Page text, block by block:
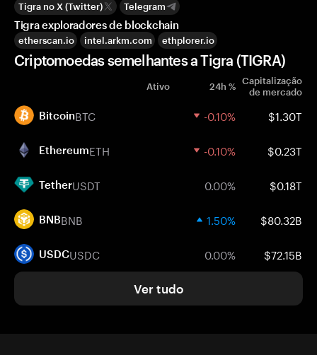
Tigra no X (Twitter) Telegram
Tigra exploradores de blockchain
etherscan.io intel.arkm.com ethplorer.io
Criptomoedas semelhantes a Tigra (TIGRA)
Ativo 24h % Capitalização
de mercado
BitcoinBTC -0.10% $1.30T
EthereumETH -0.10% $0.23T
TetherUSDT 0.00% $0.18T
BNBBNB 1.50% $80.32B
USDCUSDC 0.00% $72.15B
Ver tudo